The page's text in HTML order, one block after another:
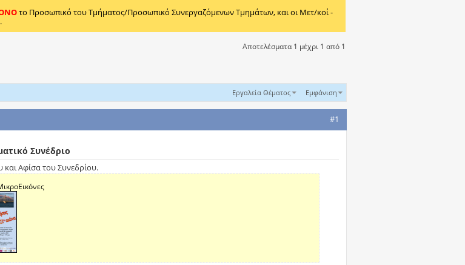
το Προσωπικό του Τμήματος/Προσωπικό Συνεργαζόμενων Τμημάτων, και οι Μετ/κοί -
Αποτελέσματα 1 μέχρι 1 από 1
Εργαλεία Θέματος Εμφάνιση
#1
Συνέδριο
και Αφίσα του Συνεδρίου.